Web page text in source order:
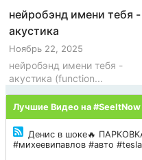
нейробэнд имени тебя -
акустика
Ноябрь 22, 2025
нейробэнд имени тебя -
акустика (function...
Лучшие Видео на #SeeItNow
Денис в шоке🔥
#михеевипавлов #авто